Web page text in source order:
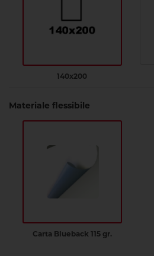
140x200
Materiale flessibile
Carta Blueback 115 gr.